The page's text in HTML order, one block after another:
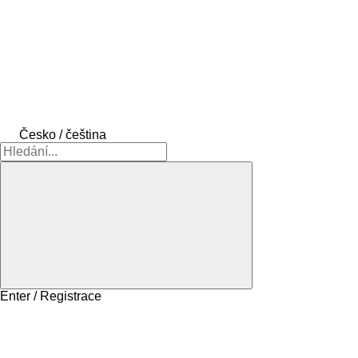
Česko / čeština
Enter / Registrace